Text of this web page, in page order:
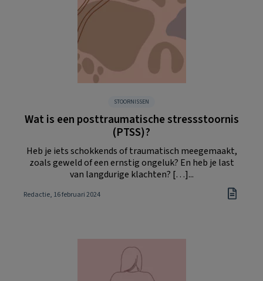
STOORNISSEN
Wat is een posttraumatische stressstoornis
(PTSS)?
Heb je iets schokkends of traumatisch meegemaakt,
zoals geweld of een ernstig ongeluk? En heb je last
van langdurige klachten? […]...
Redactie, 16 februari 2024